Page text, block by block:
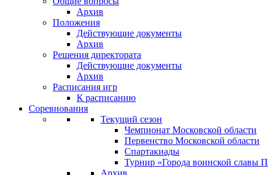
Архив
Положения
Действующие документы
Архив
Решения директората
Действующие документы
Архив
Расписания игр
К расписанию
Соревнования
Текущий сезон
Чемпионат Московской области
Первенство Московской области
Спартакиады
Турнир «Города воинской славы
Архив